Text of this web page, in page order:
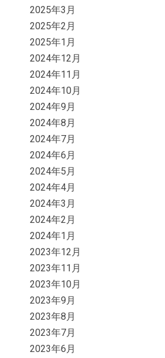
2025年3月
2025年2月
2025年1月
2024年12月
2024年11月
2024年10月
2024年9月
2024年8月
2024年7月
2024年6月
2024年5月
2024年4月
2024年3月
2024年2月
2024年1月
2023年12月
2023年11月
2023年10月
2023年9月
2023年8月
2023年7月
2023年6月